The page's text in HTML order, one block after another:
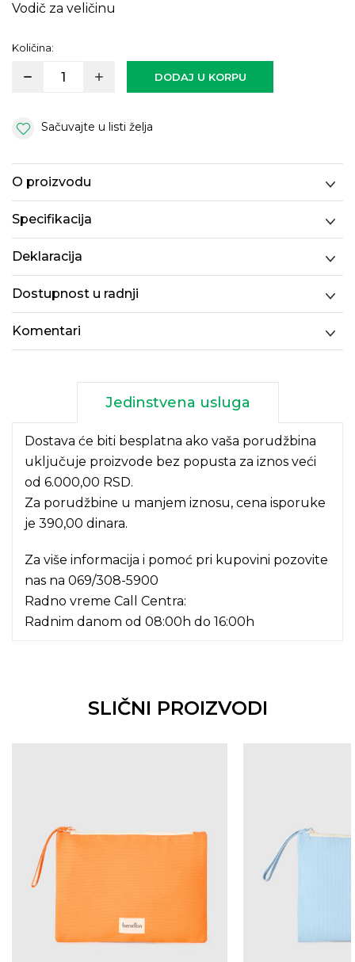
Vodič za veličinu
Količina:
DODAJ U KORPU
Sačuvajte u listi želja
O proizvodu
Specifikacija
Deklaracija
Dostupnost u radnji
Komentari
Jedinstvena usluga
Dostava će biti besplatna ako vaša porudžbina
uključuje proizvode bez popusta za iznos veći
od 6.000,00 RSD.
Za porudžbine u manjem iznosu, cena isporuke
je 390,00 dinara.
Za više informacija i pomoć pri kupovini pozovite
nas na 069/308-5900
Radno vreme Call Centra:
Radnim danom od 08:00h do 16:00h
SLIČNI PROIZVODI